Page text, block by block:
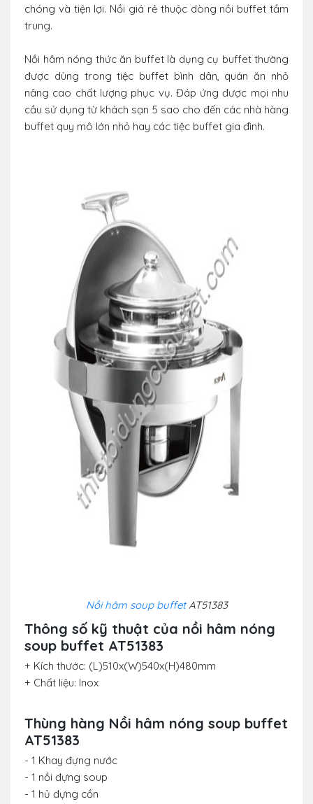
chóng và tiện lợi. Nồi giá rẻ thuộc dòng nồi buffet tầm
trung.
Nồi hâm nóng thức ăn buffet là dụng cụ buffet thường
được dùng trong tiệc buffet bình dân, quán ăn nhỏ
nâng cao chất lượng phục vụ. Đáp ứng được mọi nhu
cầu sử dụng từ khách sạn 5 sao cho đến các nhà hàng
buffet quy mô lớn nhỏ hay các tiệc buffet gia đình.
Nồi hâm soup buffetAT51383
Thông số kỹ thuật của nồi hâm nóng
soup buffet AT51383
+ Kích thước: (L)510x(W)540x(H)480mm
+ Chất liệu: Inox
Thùng hàng Nồi hâm nóng soup buffet
AT51383
- 1 Khay đựng nước
- 1 nồi đựng soup
- 1 hủ đựng cồn